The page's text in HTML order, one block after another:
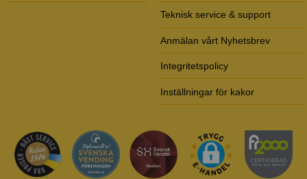
Teknisk service & support
Anmälan vårt Nyhetsbrev
Integritetspolicy
Inställningar för kakor